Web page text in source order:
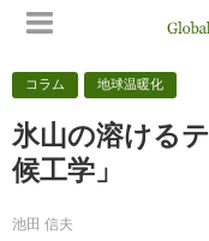
コラム 地球温暖化
氷山の溶ける
候工学」
池田 信夫